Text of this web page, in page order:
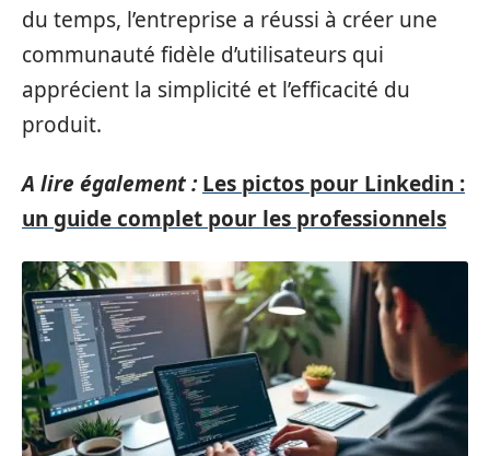
du temps, l’entreprise a réussi à créer une
communauté fidèle d’utilisateurs qui
apprécient la simplicité et l’efficacité du
produit.
A lire également : Les pictos pour Linkedin :
un guide complet pour les professionnels